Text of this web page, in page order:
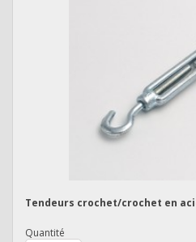
Tendeurs crochet/crochet en
Quantité